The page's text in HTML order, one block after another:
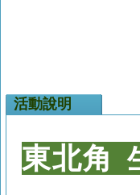
活動說明
東北角